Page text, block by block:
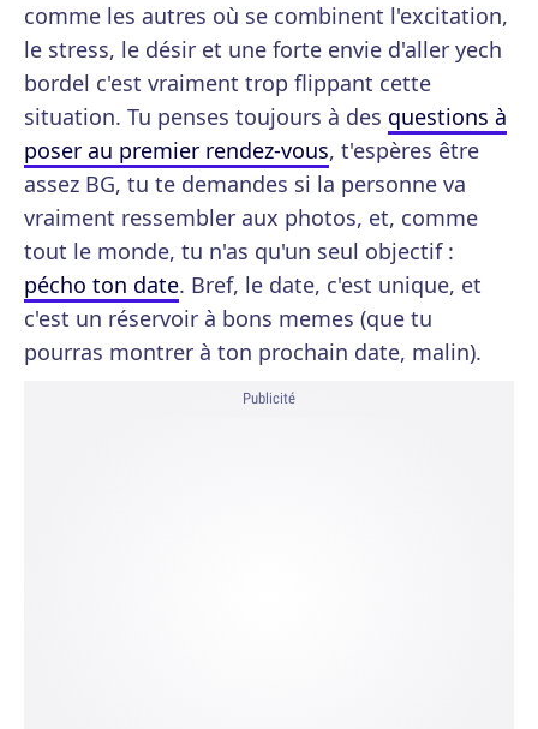
comme les autres où se combinent l'excitation,
le stress, le désir et une forte envie d'aller yech
bordel c'est vraiment trop flippant cette
situation. Tu penses toujours à des questions à
poser au premier rendez-vous, t'espères être
assez BG, tu te demandes si la personne va
vraiment ressembler aux photos, et, comme
tout le monde, tu n'as qu'un seul objectif :
pécho ton date. Bref, le date, c'est unique, et
c'est un réservoir à bons memes (que tu
pourras montrer à ton prochain date, malin).
Publicité